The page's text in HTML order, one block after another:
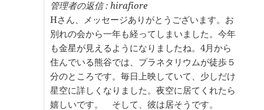
管理者の返信 : hirafiore
Hさん、メッセージありがとうございます。お
別れの会から一年も経ってしまいました。今年
も金星が見えるようになりましたね。4月から
住んでいる熊谷では、プラネタリウムが徒歩５
分のところです。毎日上映していて、少しだけ
星空に詳しくなりました。夜空に居てくれたら
嬉しいです。 そして、彼は居そうです。